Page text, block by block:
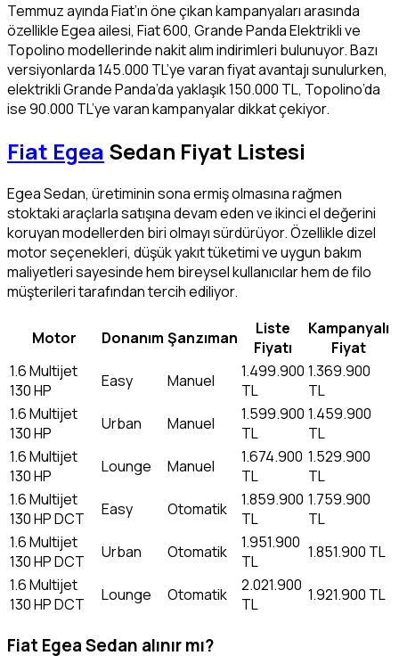
Temmuz ayında Fiat’ın öne çıkan kampanyaları arasında
özellikle Egea ailesi, Fiat 600, Grande Panda Elektrikli ve
Topolino modellerinde nakit alım indirimleri bulunuyor. Bazı
versiyonlarda 145.000 TL’ye varan fiyat avantajı sunulurken,
elektrikli Grande Panda’da yaklaşık 150.000 TL, Topolino’da
ise 90.000 TL’ye varan kampanyalar dikkat çekiyor.
Fiat Egea Sedan Fiyat Listesi
Egea Sedan, üretiminin sona ermiş olmasına rağmen
stoktaki araçlarla satışına devam eden ve ikinci el değerini
koruyan modellerden biri olmayı sürdürüyor. Özellikle dizel
motor seçenekleri, düşük yakıt tüketimi ve uygun bakım
maliyetleri sayesinde hem bireysel kullanıcılar hem de filo
müşterileri tarafından tercih ediliyor.
Motor Donanım Şanzıman
Liste
Fiyatı
Kampanyalı
Fiyat
1.6 Multijet
130 HP
Easy Manuel
1.499.900
TL
1.369.900
TL
1.6 Multijet
130 HP
Urban Manuel
1.599.900
TL
1.459.900
TL
1.6 Multijet
130 HP
Lounge Manuel
1.674.900
TL
1.529.900
TL
1.6 Multijet
130 HP DCT
Easy Otomatik
1.859.900
TL
1.759.900
TL
1.6 Multijet
130 HP DCT
Urban Otomatik
1.951.900
TL
1.851.900 TL
1.6 Multijet
130 HP DCT
Lounge Otomatik
2.021.900
TL
1.921.900 TL
Fiat Egea Sedan alınır mı?